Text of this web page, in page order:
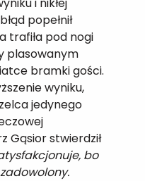
popełnił
trafiła pod nogi
plasowanym
bramki gości.
wyniku,
jedynego
Gąsior stwierdził
bo